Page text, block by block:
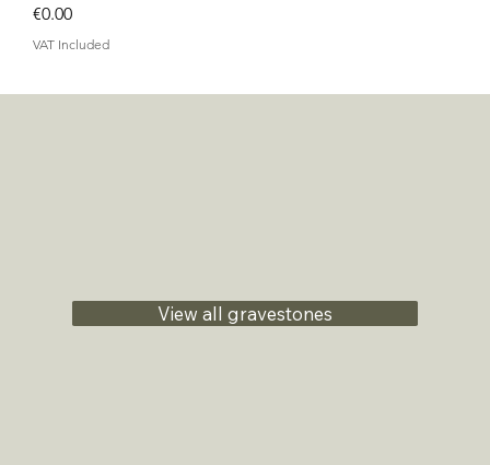
Price
€0.00
VAT Included
View all gravestones